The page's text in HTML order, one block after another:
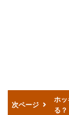
次ページ
ホ
る？